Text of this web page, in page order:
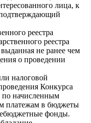
лица, к
подтверждающий
реестра
реестра
не ранее чем
о проведении
налоговой
Конкурса
по начисленным
платежам в бюджеты
фонды.